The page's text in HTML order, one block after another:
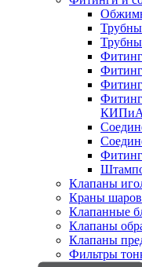
КИПиА
Клапаны
Краны
Клапанные
Клапаны
Клапаны
Фильтры